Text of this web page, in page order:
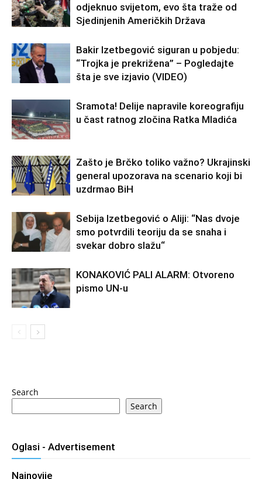
odjeknuo svijetom, evo šta traže od
Sjedinjenih Američkih Država
Bakir Izetbegović siguran u pobjedu:
“Trojka je prekrižena” – Pogledajte
šta je sve izjavio (VIDEO)
Sramota! Delije napravile koreografiju
u čast ratnog zločina Ratka Mladića
Zašto je Brčko toliko važno? Ukrajinski
general upozorava na scenario koji bi
uzdrmao BiH
Sebija Izetbegović o Aliji: “Nas dvoje
smo potvrdili teoriju da se snaha i
svekar dobro slažu“
KONAKOVIĆ PALI ALARM: Otvoreno
pismo UN-u
Search
Search
Oglasi - Advertisement
Najnovije